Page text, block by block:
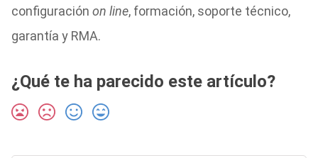
configuración on line, formación, soporte técnico,
garantía y RMA.
¿Qué te ha parecido este artículo?